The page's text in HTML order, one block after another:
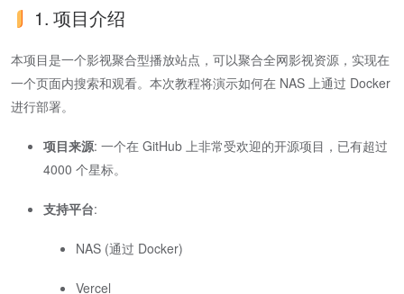
1. 项目介绍
本项目是一个影视聚合型播放站点，可以聚合全网影视资源，实现在
一个页面内搜索和观看。本次教程将演示如何在 NAS 上通过 Docker
进行部署。
项目来源: 一个在 GitHub 上非常受欢迎的开源项目，已有超过
4000 个星标。
支持平台:
NAS (通过 Docker)
Vercel